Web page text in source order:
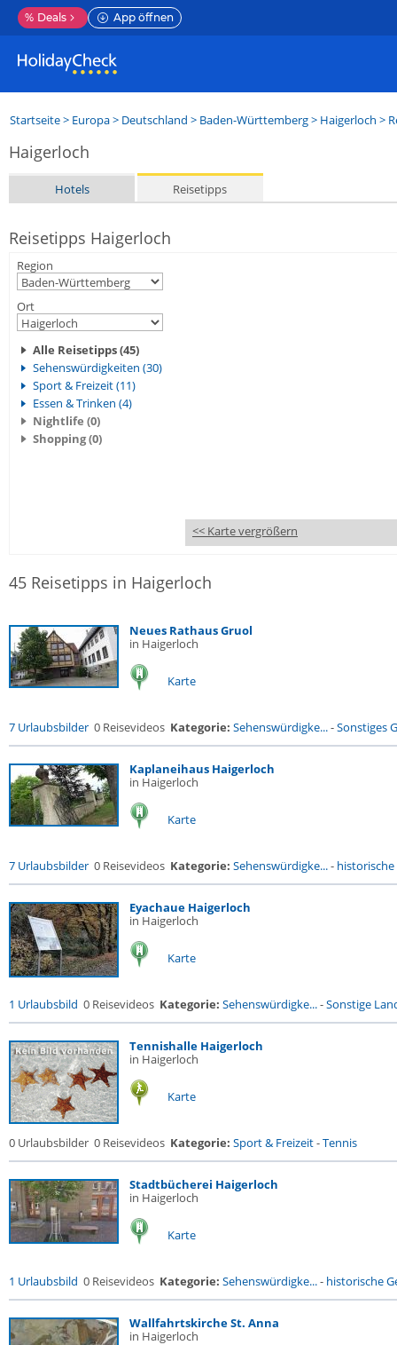
% Deals App öffnen
Startseite> Europa> Deutschland > Baden-Württemberg> Haigerloch >
Haigerloch
Hotels Reisetipps
Reisetipps Haigerloch
Region
Ort
Alle Reisetipps (45)
Sehenswürdigkeiten (30)
Sport & Freizeit (11)
Essen & Trinken (4)
Nightlife (0)
Shopping (0)
<< Karte vergrößern
45 Reisetipps in Haigerloch
Neues Rathaus Gruol
in Haigerloch
Karte
7 Urlaubsbilder 0 Reisevideos Kategorie: Sehenswürdigke...-Sonstiges
Kaplaneihaus Haigerloch
in Haigerloch
Karte
7 Urlaubsbilder 0 Reisevideos Kategorie: Sehenswürdigke...- historische
Eyachaue Haigerloch
in Haigerloch
Karte
1 Urlaubsbild 0 Reisevideos Kategorie: Sehenswürdigke...-Sonstige
Tennishalle Haigerloch
in Haigerloch
Karte
0 Urlaubsbilder 0 Reisevideos Kategorie: Sport & Freizeit-Tennis
Stadtbücherei Haigerloch
in Haigerloch
Karte
1 Urlaubsbild 0 Reisevideos Kategorie: Sehenswürdigke...- historische
Wallfahrtskirche St. Anna
in Haigerloch